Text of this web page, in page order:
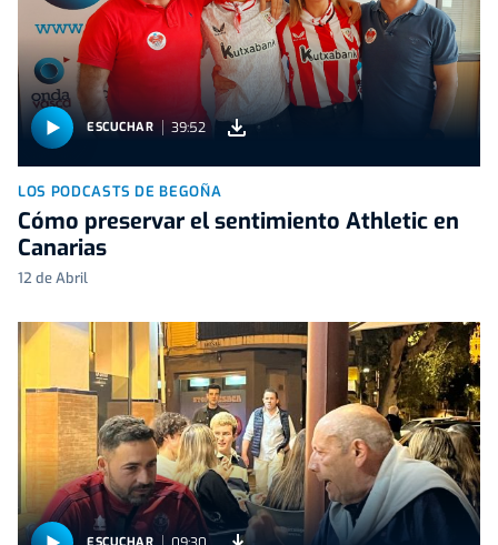
ESCUCHAR 39:52
LOS PODCASTS DE BEGOÑA
Cómo preservar el sentimiento Athletic en
Canarias
12 de Abril